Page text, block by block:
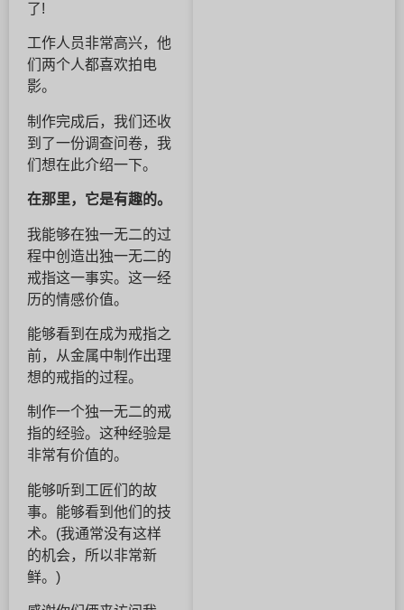
了!
工作人员非常高兴，他
们两个人都喜欢拍电
影。
制作完成后，我们还收
到了一份调查问卷，我
们想在此介绍一下。
在那里，它是有趣的。
我能够在独一无二的过
程中创造出独一无二的
戒指这一事实。这一经
历的情感价值。
能够看到在成为戒指之
前，从金属中制作出理
想的戒指的过程。
制作一个独一无二的戒
指的经验。这种经验是
非常有价值的。
能够听到工匠们的故
事。能够看到他们的技
术。(我通常没有这样
的机会，所以非常新
鲜。)